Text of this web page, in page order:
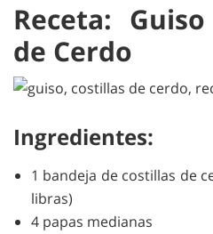
Receta:
de Cerdo
Ingredientes:
1 bandeja de costillas de
libras)
4 papas medianas